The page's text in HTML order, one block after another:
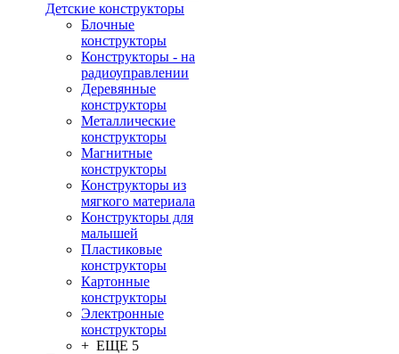
Детские конструкторы
Блочные
конструкторы
Конструкторы - на
радиоуправлении
Деревянные
конструкторы
Металлические
конструкторы
Магнитные
конструкторы
Конструкторы из
мягкого материала
Конструкторы для
малышей
Пластиковые
конструкторы
Картонные
конструкторы
Электронные
конструкторы
+ ЕЩЕ 5